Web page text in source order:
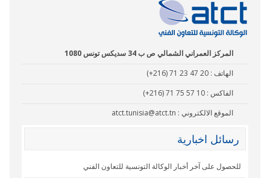
المركز العمراني الشمالي ص ب 34 سديكس تونس 1080
الهاتف : (+216) 71 23 47 20
الفاكس : (+216) 71 75 57 10
الموقع الالكتروني : atct.tunisia@atct.tn
رسائل اخبارية
للحصول على آخر أخبار الوكالة التونسية للتعاون الفني